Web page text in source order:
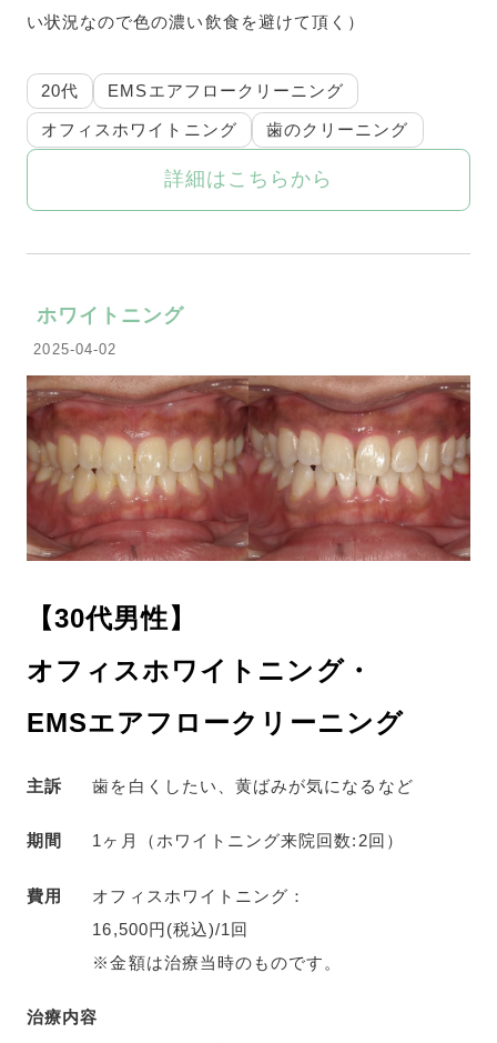
い状況なので色の濃い飲食を避けて頂く）
20代 EMSエアフロークリーニング
オフィスホワイトニング 歯のクリーニング
詳細はこちらから
ホワイトニング
2025-04-02
【30代男性】
オフィスホワイトニング・
EMSエアフロークリーニング
主訴 歯を白くしたい、黄ばみが気になるなど
期間 1ヶ月（ホワイトニング来院回数:2回）
費用
オフィスホワイトニング：
16,500円(税込)/1回
※金額は治療当時のものです。
治療内容